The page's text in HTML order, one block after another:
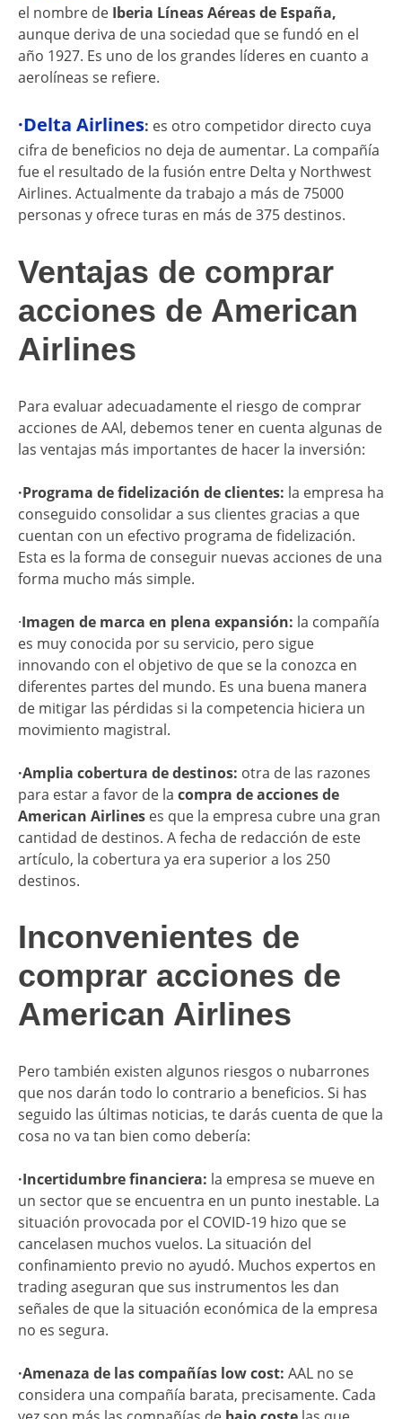
el nombre de Iberia Líneas Aéreas de España,
aunque deriva de una sociedad que se fundó en el
año 1927. Es uno de los grandes líderes en cuanto a
aerolíneas se refiere.
·Delta Airlines: es otro competidor directo cuya
cifra de beneficios no deja de aumentar. La compañía
fue el resultado de la fusión entre Delta y Northwest
Airlines. Actualmente da trabajo a más de 75000
personas y ofrece turas en más de 375 destinos.
Ventajas de comprar
acciones de American
Airlines
Para evaluar adecuadamente el riesgo de comprar
acciones de AAl, debemos tener en cuenta algunas de
las ventajas más importantes de hacer la inversión:
·Programa de fidelización de clientes: la empresa ha
conseguido consolidar a sus clientes gracias a que
cuentan con un efectivo programa de fidelización.
Esta es la forma de conseguir nuevas acciones de una
forma mucho más simple.
·Imagen de marca en plena expansión: la compañía
es muy conocida por su servicio, pero sigue
innovando con el objetivo de que se la conozca en
diferentes partes del mundo. Es una buena manera
de mitigar las pérdidas si la competencia hiciera un
movimiento magistral.
·Amplia cobertura de destinos: otra de las razones
para estar a favor de la compra de acciones de
American Airlines es que la empresa cubre una gran
cantidad de destinos. A fecha de redacción de este
artículo, la cobertura ya era superior a los 250
destinos.
Inconvenientes de
comprar acciones de
American Airlines
Pero también existen algunos riesgos o nubarrones
que nos darán todo lo contrario a beneficios. Si has
seguido las últimas noticias, te darás cuenta de que la
cosa no va tan bien como debería:
·Incertidumbre financiera: la empresa se mueve en
un sector que se encuentra en un punto inestable. La
situación provocada por el COVID-19 hizo que se
cancelasen muchos vuelos. La situación del
confinamiento previo no ayudó. Muchos expertos en
trading aseguran que sus instrumentos les dan
señales de que la situación económica de la empresa
no es segura.
·Amenaza de las compañías low cost: AAL no se
considera una compañía barata, precisamente. Cada